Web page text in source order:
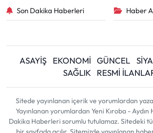
Son Dakika Haberleri Haber
ASAYİŞ EKONOMİ GÜNCEL
SAĞLIK
RESMİ
Sitede yayınlanan içerik ve yorumlardan
Yayınlanan yorumlardan Yeni Kıroba - Aydın
Dakika Haberleri sorumlu tutulamaz. Sitedeki